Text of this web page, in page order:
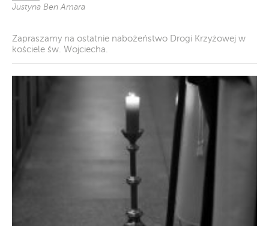
Justyna Ben Amara
Zapraszamy na ostatnie nabożeństwo Drogi Krzyżowej w
kościele św. Wojciecha.